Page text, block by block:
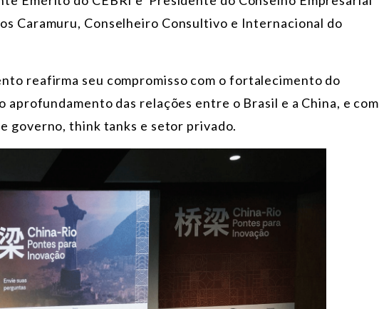
Caramuru, Conselheiro Consultivo e Internacional do
reafirma seu compromisso com o fortalecimento do
aprofundamento das relações entre o Brasil e a China, e com
governo, think tanks e setor privado.